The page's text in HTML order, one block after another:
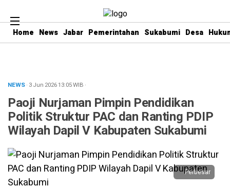
Home News Jabar Pemerintahan Sukabumi Desa
NEWS· 3 Jun 202613:05WIB ·
Paoji Nurjaman Pimpin Pendidikan
Politik Struktur PAC dan Ranting PDIP
Wilayah Dapil V Kabupaten Sukabumi
Perbesar